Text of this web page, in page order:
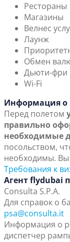
Рестораны
Магазины
Велнес
Лаунж
Обмен
Дьюти-фри
Wi-Fi
Информация о
Перед полетом
правильно
необходимые
посольством,
необходимы. Вы
Требования к
Агент flydubai
Consulta S.P.A.
Для справок о
psa@consulta.it
Информация о
диспетчер